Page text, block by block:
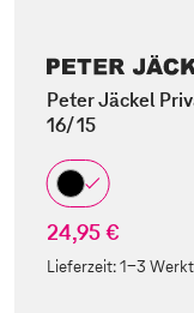
Peter Jäckel
16/ 15
24,95 €
Lieferzeit:1-3